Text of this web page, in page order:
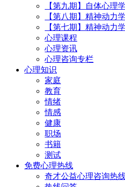
【第九期】自体心理
【第八期】精神动力
【第七期】精神动力
心理课程
心理资讯
心理咨询专栏
心理知识
家庭
教育
情绪
情感
健康
职场
书籍
测试
免费心理热线
奇才公益心理咨询热